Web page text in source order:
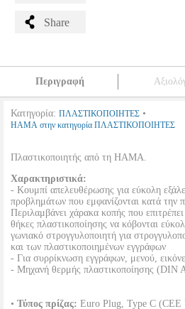
Share
Περιγραφή
Κατηγορία: ΠΛΑΣΤΙΚΟΠΟΙΗΤΕΣ •
HAMA στην κατηγορία ΠΛΑΣΤΙΚΟΠΟΙΗΤΕΣ
Πλαστικοποιητής από τη HAMA.
Χαρακτηριστικά:
- Κουμπί απελευθέρωσης για εύκολη
προβλημάτων που εμφανίζονται κατά την
Περιλαμβάνει χάρακα κοπής που
θήκες πλαστικοποίησης να κόβονται
γωνιακό στρογγυλοποιητή για
και των πλαστικοποιημένων εγγράφων
- Για συρρίκνωση εγγράφων, μενού,
- Μηχανή θερμής πλαστικοποίησης (DIN
• Τύπος πρίζας: Euro Plug, Type C (CEE